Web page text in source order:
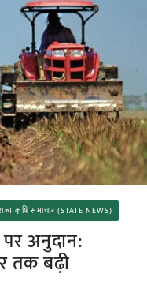
कृषि समाचार (STATE NEWS)
पर अनुदान:
तक बढ़ी